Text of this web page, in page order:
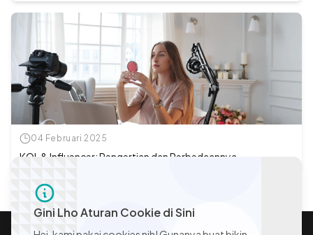
04 Februari 2025
KOL & Influencer: Pengertian dan Perbedaannya
Gini Lho Aturan Cookie di Sini